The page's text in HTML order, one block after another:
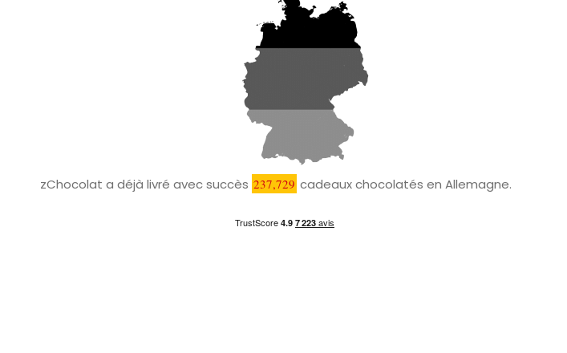
zChocolat a déjà livré avec succès 237,729 cadeaux chocolatés en Allemagne.